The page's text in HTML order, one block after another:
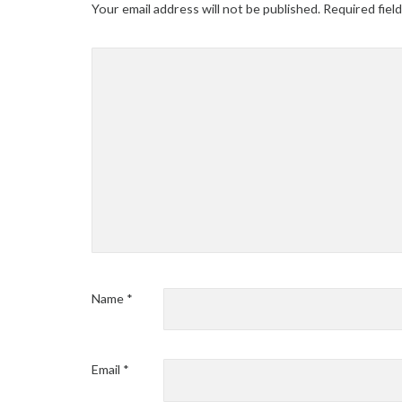
Your email address will not be published. Required
Name *
Email *